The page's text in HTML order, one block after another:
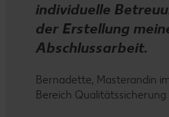
individuelle
der Erstellung
Abschlussarbeit.
Bernadette, Masterandin
Bereich Qualitätssicherung